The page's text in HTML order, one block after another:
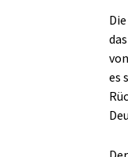
es